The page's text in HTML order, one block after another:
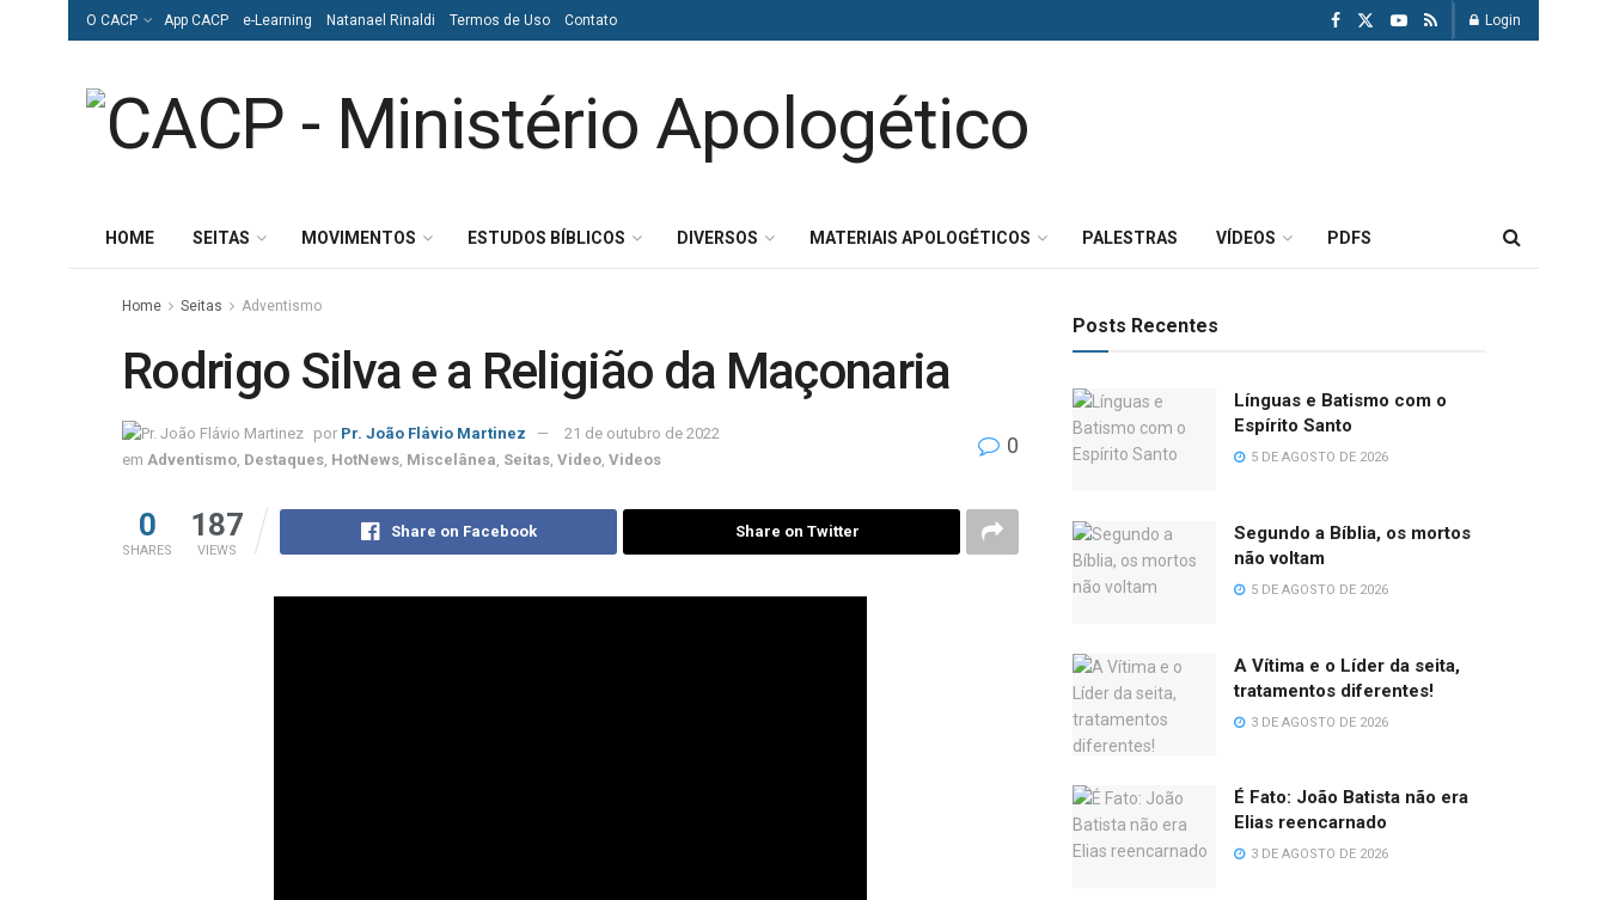
O CACP App CACP e-Learning Natanael Rinaldi Termos de Uso Contato Login
HOME SEITAS MOVIMENTOS ESTUDOS BÍBLICOS DIVERSOS MATERIAIS APOLOGÉTICOS PALESTRAS VÍDEOS PDFS
Home Seitas Adventismo
Rodrigo Silva e a Religião da Maçonaria
por Pr. João Flávio Martinez
21 de outubro de 2022
em Adventismo, Destaques, HotNews, Miscelânea, Seitas, Video, Videos
0
0
SHARES
187
VIEWS
Share on Facebook Share on Twitter
Posts Recentes
Línguas e Batismo com o
Espírito Santo
5 DE AGOSTO DE 2026
Segundo a Bíblia, os mortos
não voltam
5 DE AGOSTO DE 2026
A Vítima e o Líder da seita,
tratamentos diferentes!
3 DE AGOSTO DE 2026
É Fato: João Batista não era
Elias reencarnado
3 DE AGOSTO DE 2026